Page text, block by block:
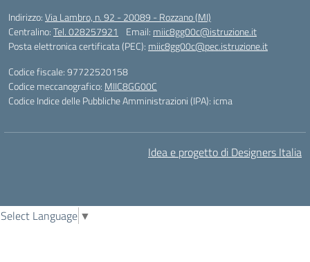
Indirizzo:Via Lambro, n. 92 - 20089 - Rozzano (MI)
Centralino:Tel. 028257921 Email: miic8gg00c@istruzione.it
Posta elettronica certificata (PEC): miic8gg00c@pec.istruzione.it
Codice fiscale: 97722520158
Codice meccanografico: MIIC8GG00C
Codice Indice delle Pubbliche Amministrazioni (IPA): icma
Idea e progetto di Designers Italia
Select Language ▼